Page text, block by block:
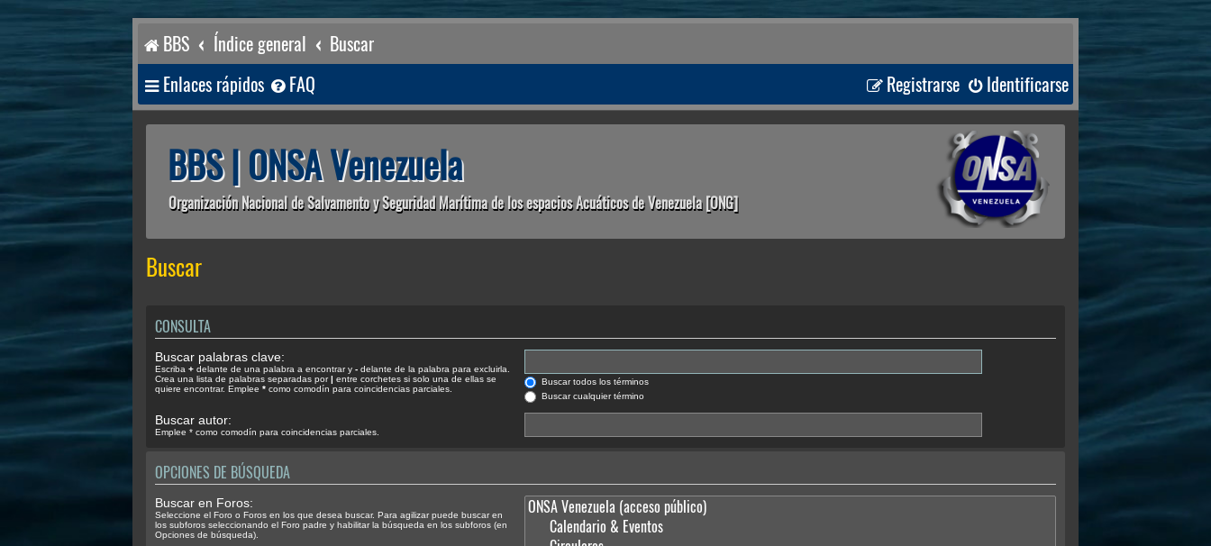
BBS Índice general
Buscar
Enlaces rápidos
FAQ Identificarse
Registrarse
BBS | ONSA Venezuela
Organización Nacional de Salvamento y Seguridad Marítima de los espacios Acuáticos de Venezuela [ONG]
Buscar
CONSULTA
Buscar palabras clave:
Escriba + delante de una palabra a encontrar y - delante de la palabra para excluirla.
Crea una lista de palabras separadas por| entre corchetes si solo una de ellas se
quiere encontrar. Emplee * como comodín para coincidencias parciales.
Buscar todos los términos
Buscar cualquier término
Buscar autor:
Emplee * como comodín para coincidencias parciales.
OPCIONES DE BÚSQUEDA
Buscar en Foros:
Seleccione el Foro o Foros en los que desea buscar. Para agilizar puede buscar en
los subforos seleccionando el Foro padre y habilitar la búsqueda en los subforos (en
Opciones de búsqueda).